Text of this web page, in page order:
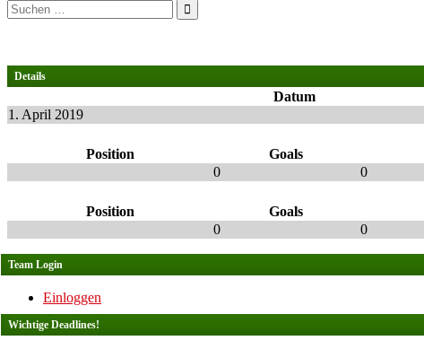
Suchen
nach:
Details
Datum
1. April 2019
Position Goals
0
0
Position Goals
0
0
Team Login
Einloggen
Wichtige Deadlines!